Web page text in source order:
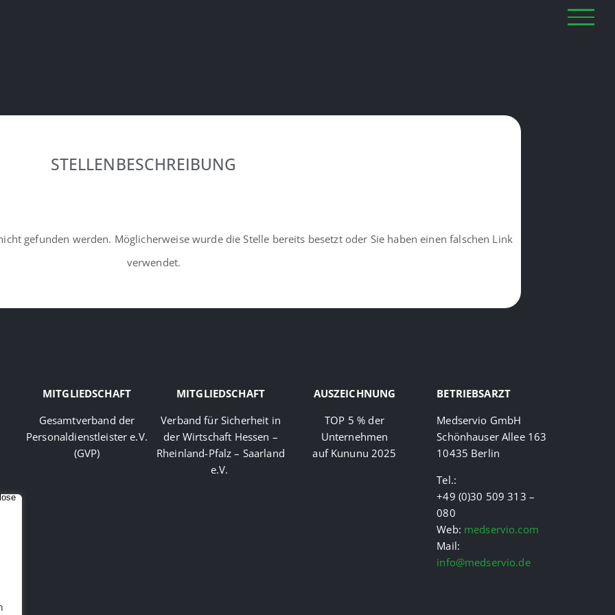
STELLENBESCHREIBUNG
gefunden werden. Möglicherweise wurde die Stelle bereits besetzt oder Sie haben einen falschen Link
verwendet.
MITGLIEDSCHAFT
Gesamtverband der
Personaldienstleister e.V.
(GVP)
MITGLIEDSCHAFT
Verband für Sicherheit in
der Wirtschaft Hessen –
Rheinland-Pfalz – Saarland
e.V.
AUSZEICHNUNG
TOP 5 % der
Unternehmen
auf Kununu 2025
BETRIEBSARZT
Medservio GmbH
Schönhauser Allee 163
10435 Berlin
Tel.:
+49 (0)30 509 313 –
080
Web: medservio.com
Mail:
info@medservio.de